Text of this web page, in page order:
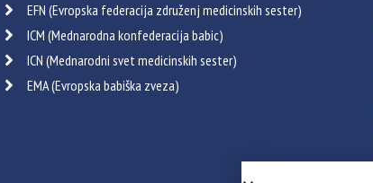
EFN (Evropska federacija združenj medicinskih sester)
ICM (Mednarodna konfederacija babic)
ICN (Mednarodni svet medicinskih sester)
EMA (Evropska babiška zveza)